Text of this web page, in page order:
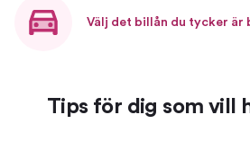
Välj det billån du tycker är
Tips för dig som vill